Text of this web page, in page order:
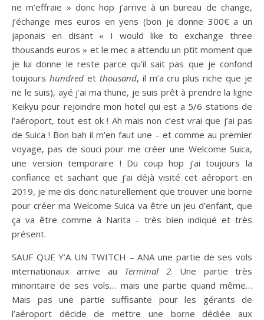
ne m’effraie » donc hop j’arrive à un bureau de change,
j’échange mes euros en yens (bon je donne 300€ a un
japonais en disant « I would like to exchange three
thousands euros » et le mec a attendu un ptit moment que
je lui donne le reste parce qu’il sait pas que je confond
toujours hundredet thousand, il m’a cru plus riche que je
ne le suis), ayé j’ai ma thune, je suis prêt à prendre la ligne
Keikyu pour rejoindre mon hotel qui est a 5/6 stations de
l’aéroport, tout est ok ! Ah mais non c’est vrai que j’ai pas
de Suica ! Bon bah il m’en faut une – et comme au premier
voyage, pas de souci pour me créer une Welcome Suica,
une version temporaire ! Du coup hop j’ai toujours la
confiance et sachant que j’ai déjà visité cet aéroport en
2019, je me dis donc naturellement que trouver une borne
pour créer ma Welcome Suica va être un jeu d’enfant, que
ça va être comme à Narita – très bien indiqué et très
présent.
SAUF QUE Y’A UN TWITCH – ANA une partie de ses vols
internationaux arrive au Terminal 2. Une partie très
minoritaire de ses vols… mais une partie quand même…
Mais pas une partie suffisante pour les gérants de
l’aéroport décide de mettre une borne dédiée aux